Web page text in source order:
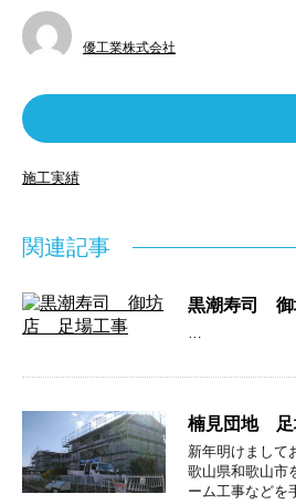
優工業株式会社
施工実績
関連記事
黒潮寿司
…
楠見団地 足
新年明けまして
歌山県和歌山市
ーム工事など